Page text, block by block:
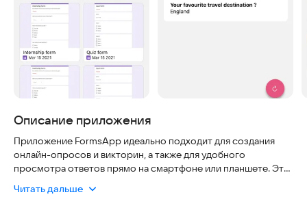
Описание приложения
Приложение FormsApp идеально подходит для создания
онлайн-опросов и викторин, а также для удобного
просмотра ответов прямо на смартфоне или планшете. Это
современных устройствах Android, не требует сложных
Читать дальше